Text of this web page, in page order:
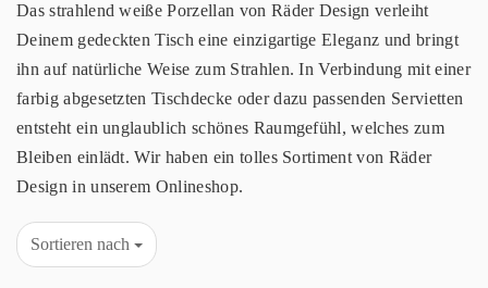
Das strahlend weiße Porzellan von Räder Design verleiht
Deinem gedeckten Tisch eine einzigartige Eleganz und bringt
ihn auf natürliche Weise zum Strahlen. In Verbindung mit einer
farbig abgesetzten Tischdecke oder dazu passenden Servietten
entsteht ein unglaublich schönes Raumgefühl, welches zum
Bleiben einlädt. Wir haben ein tolles Sortiment von Räder
Design in unserem Onlineshop.
Sortieren nach